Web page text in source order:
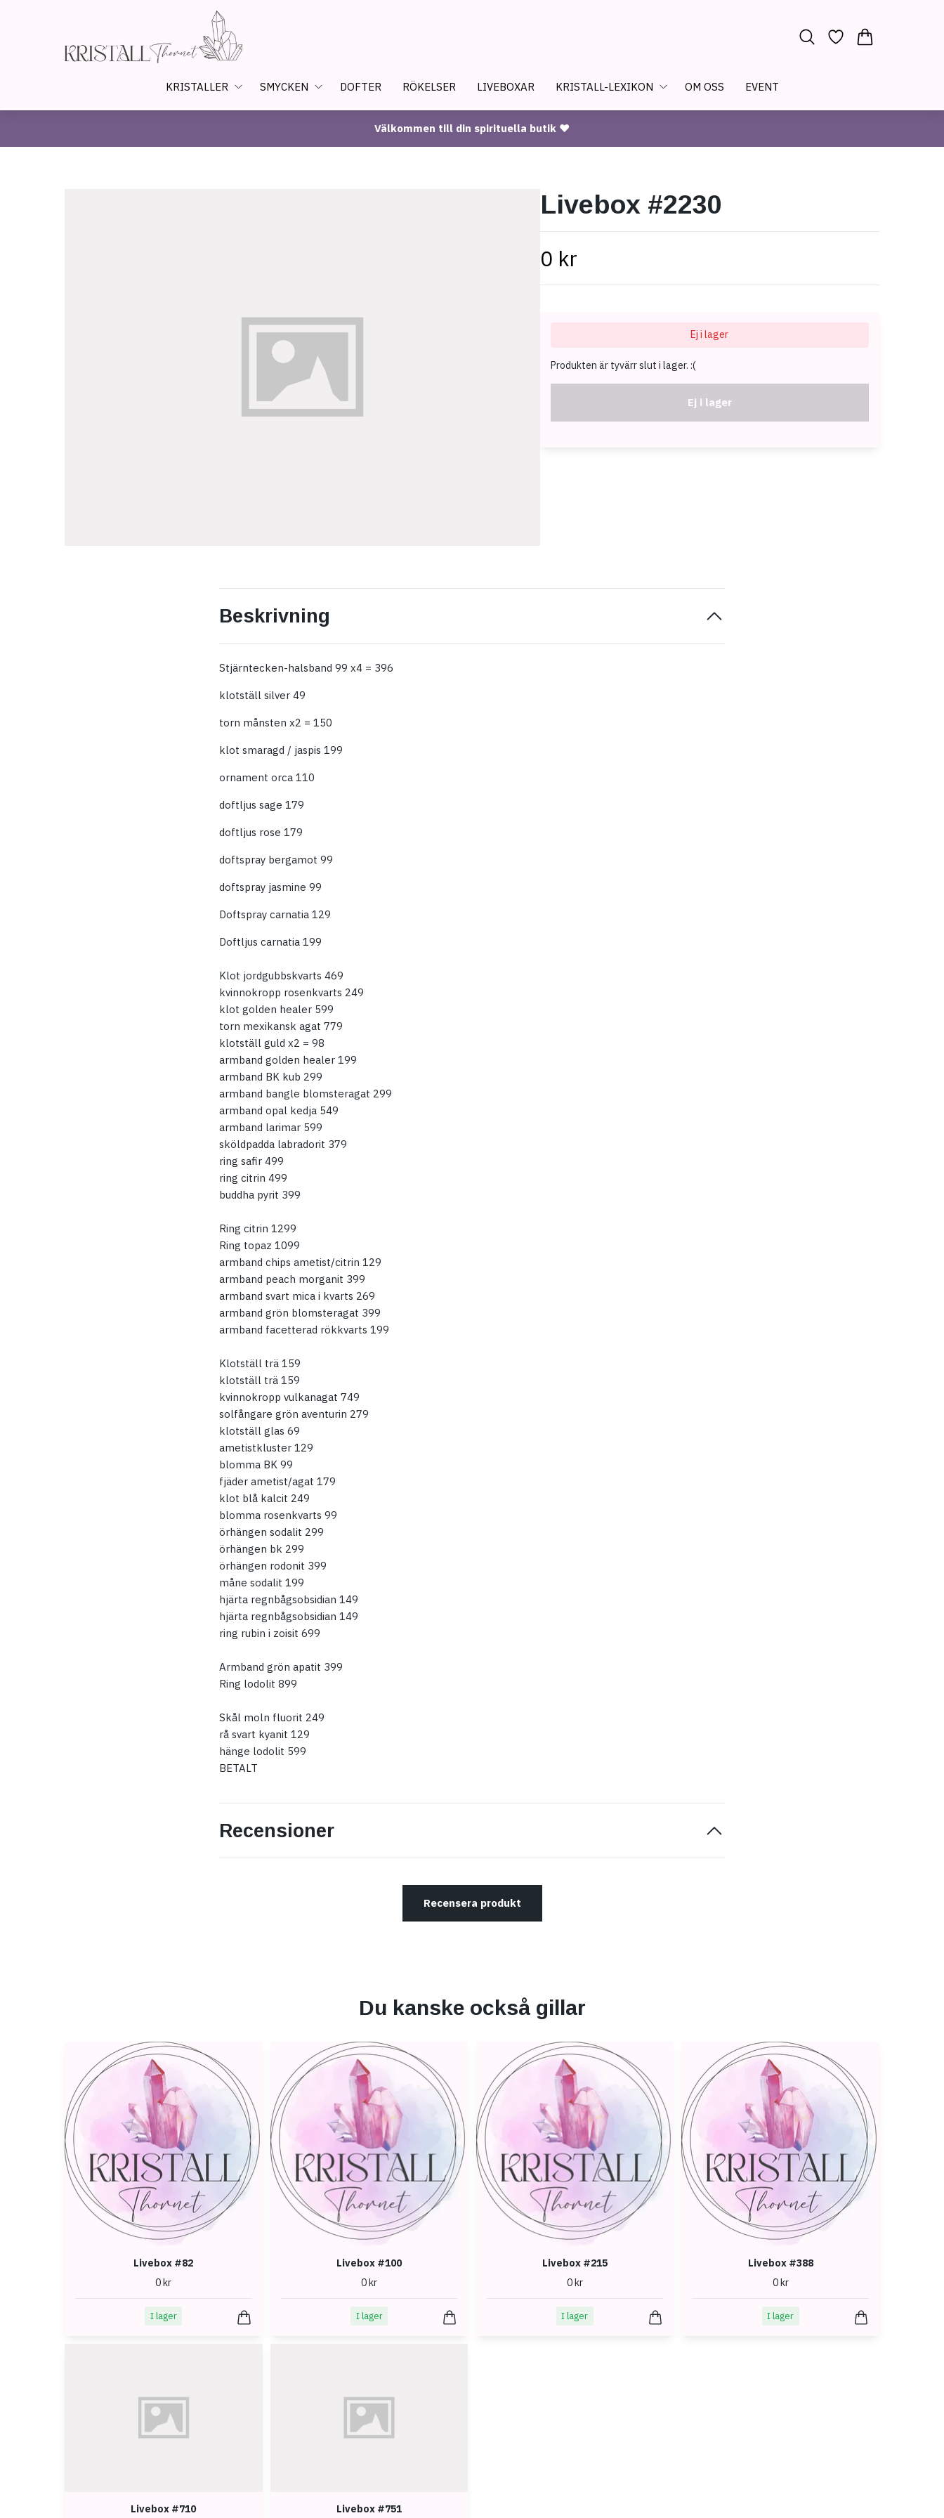
KRISTALLER SMYCKEN DOFTER RÖKELSER LIVEBOXAR KRISTALL-LEXIKON OM OSS EVENT
Välkommen till din spirituella butik ♥
Livebox #2230
0 kr
Ej i lager
Produkten är tyvärr slut i lager. :(
Ej i lager
Beskrivning
Stjärntecken-halsband 99 x4 = 396
klotställ silver 49
torn månsten x2 = 150
klot smaragd / jaspis 199
ornament orca 110
doftljus sage 179
doftljus rose 179
doftspray bergamot 99
doftspray jasmine 99
Doftspray carnatia 129
Doftljus carnatia 199
Klot jordgubbskvarts 469
kvinnokropp rosenkvarts 249
klot golden healer 599
torn mexikansk agat 779
klotställ guld x2 = 98
armband golden healer 199
armband BK kub 299
armband bangle blomsteragat 299
armband opal kedja 549
armband larimar 599
sköldpadda labradorit 379
ring safir 499
ring citrin 499
buddha pyrit 399
Ring citrin 1299
Ring topaz 1099
armband chips ametist/citrin 129
armband peach morganit 399
armband svart mica i kvarts 269
armband grön blomsteragat 399
armband facetterad rökkvarts 199
Klotställ trä 159
klotställ trä 159
kvinnokropp vulkanagat 749
solfångare grön aventurin 279
klotställ glas 69
ametistkluster 129
blomma BK 99
fjäder ametist/agat 179
klot blå kalcit 249
blomma rosenkvarts 99
örhängen sodalit 299
örhängen bk 299
örhängen rodonit 399
måne sodalit 199
hjärta regnbågsobsidian 149
hjärta regnbågsobsidian 149
ring rubin i zoisit 699
Armband grön apatit 399
Ring lodolit 899
Skål moln fluorit 249
rå svart kyanit 129
hänge lodolit 599
BETALT
Recensioner
Recensera produkt
Du kanske också gillar
Livebox #82
0 kr
I lager
Livebox #100
0 kr
I lager
Livebox #215
0 kr
I lager
Livebox #388
0 kr
I lager
Livebox #710 Livebox #751